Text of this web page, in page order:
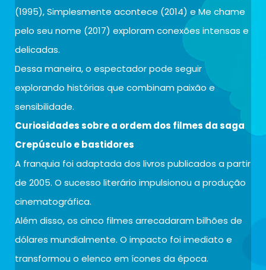
(1995), Simplesmente acontece (2014) e Me chame
pelo seu nome (2017) exploram conexões intensas e
delicadas.
Dessa maneira, o espectador pode seguir
explorando histórias que combinam paixão e
sensibilidade.
Curiosidades sobre a ordem dos filmes da saga
Crepúsculo e bastidores
A franquia foi adaptada dos livros publicados a partir
de 2005. O sucesso literário impulsionou a produção
cinematográfica.
Além disso, os cinco filmes arrecadaram bilhões de
dólares mundialmente. O impacto foi imediato e
transformou o elenco em ícones da época.